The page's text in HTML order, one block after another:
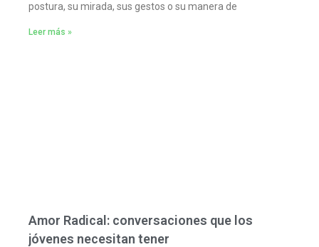
postura, su mirada, sus gestos o su manera de
Leer más »
Amor Radical: conversaciones que los
jóvenes necesitan tener